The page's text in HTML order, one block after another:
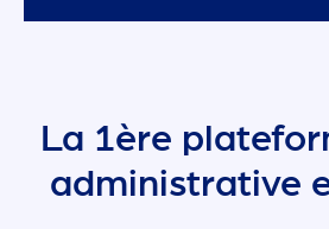
La 1ère
administrative